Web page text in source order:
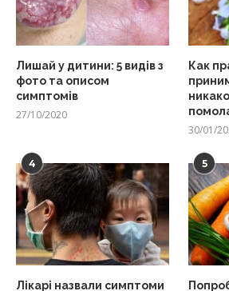
Лишай у дитини: 5 видів з
фото та описом
симптомів
27/10/2020
Как
30/01/
4
Лікарі назвали симптоми
5